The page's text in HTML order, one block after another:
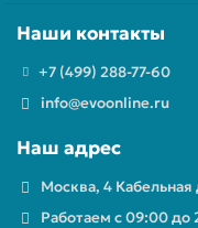
Наши контакты
+7 (499) 288-77-60
info@evoonline.ru
Наш адрес
Москва, 4
Работаем с 09:00